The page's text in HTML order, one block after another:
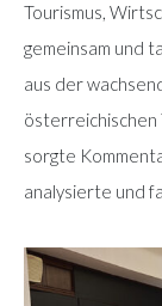
Tourismus,
gemeinsam und
aus der
österreichischen
sorgte
analysierte und